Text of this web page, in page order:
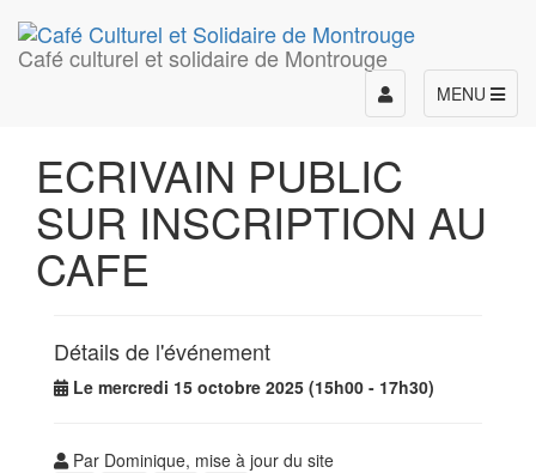
Café culturel et solidaire de Montrouge
MENU
Toggle
navigation
ECRIVAIN PUBLIC
SUR INSCRIPTION AU
CAFE
Détails de l'événement
Le mercredi 15 octobre 2025 (15h00 - 17h30)
Par Dominique, mise à jour du site